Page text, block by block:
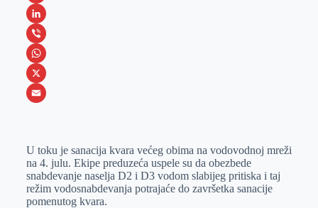
a
c
e
b
o
M
e
s
s
e
e
r
L
i
n
k
I
n
V
i
b
W
h
s
A
p
X
a
i
l
U toku je sanacija kvara većeg obima na vodovodnoj mreži
na 4. julu. Ekipe preduzeća uspele su da obezbede
snabdevanje naselja D2 i D3 vodom slabijeg pritiska i taj
režim vodosnabdevanja potrajaće do završetka sanacije
pomenutog kvara.